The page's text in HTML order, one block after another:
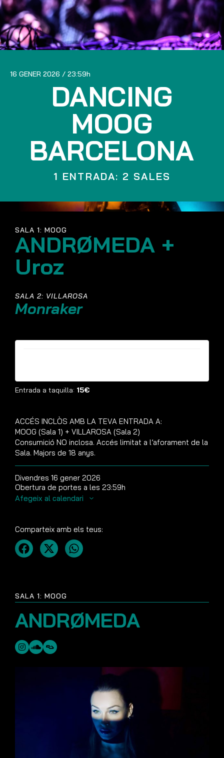
16 GENER 2026 23:59
DANCING
MOOG
BARCELONA
1 ENTRADA: 2 SALES
SALA 1: MOOG
ANDRØMEDA
SALA 1: MOOG
ANDRØMEDA +
Uroz
SALA 2: VILLAROSA
Monraker
Entrada a taquilla: 15€
ACCÉS INCLÒS AMB LA TEVA ENTRADA A:
MOOG (Sala 1) + VILLAROSA (Sala 2)
Consumició NO inclosa. Accés limitat a l’aforament de la
Sala. Majors de 18 anys.
Divendres 16 gener 2026
Obertura de portes a les 23:59h
Afegeix al calendari
Comparteix amb els teus: